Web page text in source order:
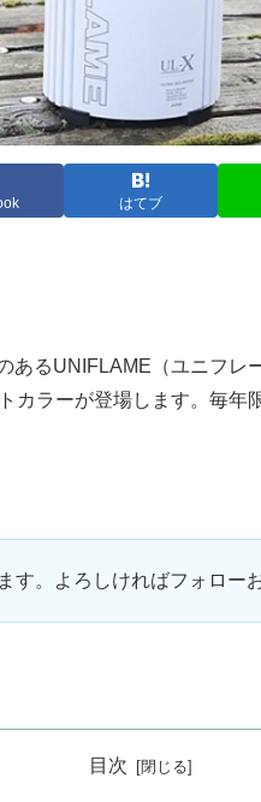
はてブ
あるUNIFLAME（ユニフレ
カラーが登場します。毎年
す。よろしければフォロー
目次